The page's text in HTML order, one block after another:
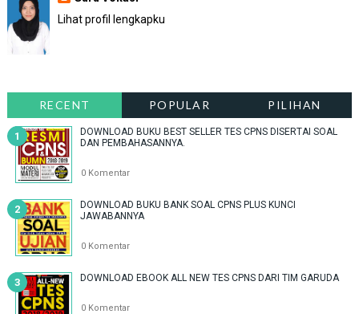
Lihat profil lengkapku
RECENT POPULAR PILIHAN
DOWNLOAD BUKU BEST SELLER TES CPNS DISERTAI SOAL
DAN PEMBAHASANNYA.
0 Komentar
DOWNLOAD BUKU BANK SOAL CPNS PLUS KUNCI
JAWABANNYA
0 Komentar
DOWNLOAD EBOOK ALL NEW TES CPNS DARI TIM GARUDA
0 Komentar